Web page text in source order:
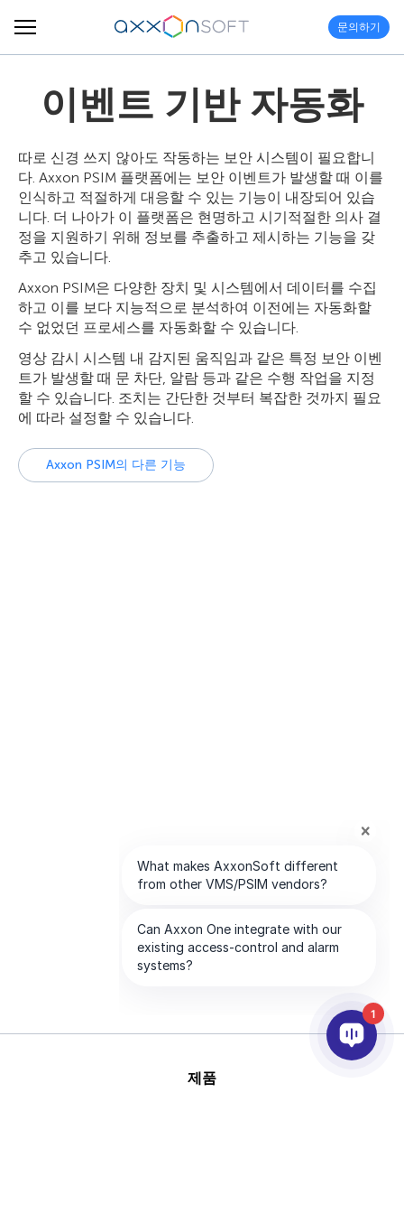
문의하기
이벤트 기반 자동화
따로 신경 쓰지 않아도 작동하는 보안 시스템이 필요합니
다. Axxon PSIM 플랫폼에는 보안 이벤트가 발생할 때 이를
인식하고 적절하게 대응할 수 있는 기능이 내장되어 있습
니다. 더 나아가 이 플랫폼은 현명하고 시기적절한 의사 결
정을 지원하기 위해 정보를 추출하고 제시하는 기능을 갖
추고 있습니다.
Axxon PSIM은 다양한 장치 및 시스템에서 데이터를 수집
하고 이를 보다 지능적으로 분석하여 이전에는 자동화할
수 없었던 프로세스를 자동화할 수 있습니다.
영상 감시 시스템 내 감지된 움직임과 같은 특정 보안 이벤
트가 발생할 때 문 차단, 알람 등과 같은 수행 작업을 지정
할 수 있습니다. 조치는 간단한 것부터 복잡한 것까지 필요
에 따라 설정할 수 있습니다.
Axxon PSIM의 다른 기능
제품
1